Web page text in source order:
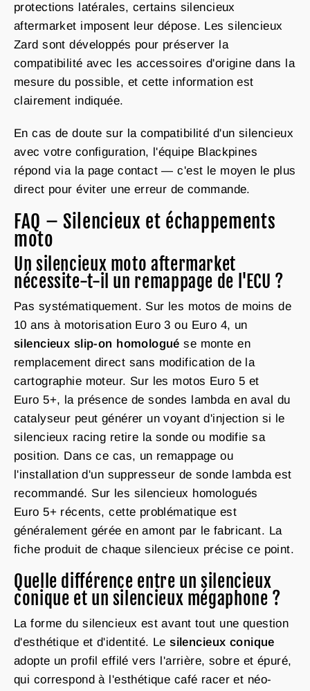
protections latérales, certains silencieux
aftermarket imposent leur dépose. Les silencieux
Zard sont développés pour préserver la
compatibilité avec les accessoires d'origine dans la
mesure du possible, et cette information est
clairement indiquée.
En cas de doute sur la compatibilité d'un silencieux
avec votre configuration, l'équipe Blackpines
répond via la page contact — c'est le moyen le plus
direct pour éviter une erreur de commande.
FAQ – Silencieux et échappements
moto
Un silencieux moto aftermarket
nécessite-t-il un remappage de l'ECU ?
Pas systématiquement. Sur les motos de moins de
10 ans à motorisation Euro 3 ou Euro 4, un
silencieux slip-on homologué se monte en
remplacement direct sans modification de la
cartographie moteur. Sur les motos Euro 5 et
Euro 5+, la présence de sondes lambda en aval du
catalyseur peut générer un voyant d'injection si le
silencieux racing retire la sonde ou modifie sa
position. Dans ce cas, un remappage ou
l'installation d'un suppresseur de sonde lambda est
recommandé. Sur les silencieux homologués
Euro 5+ récents, cette problématique est
généralement gérée en amont par le fabricant. La
fiche produit de chaque silencieux précise ce point.
Quelle différence entre un silencieux
conique et un silencieux mégaphone ?
La forme du silencieux est avant tout une question
d'esthétique et d'identité. Lesilencieux conique
adopte un profil effilé vers l'arrière, sobre et épuré,
qui correspond à l'esthétique café racer et néo-